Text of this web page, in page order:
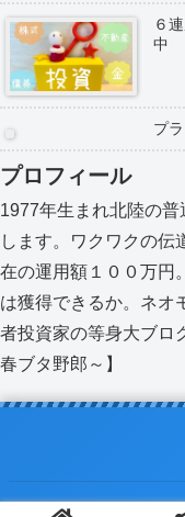
６
中
プ
プロフィール
1977年生まれ北陸の
します。ワクワクの伝
在の運用額１００万円
は獲得できるか。ネオ
者投資家の等身大ブロ
春ブタ野郎～】